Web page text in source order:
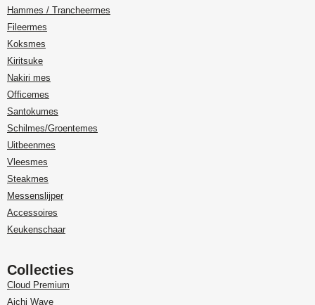
Hammes / Trancheermes
Fileermes
Koksmes
Kiritsuke
Nakiri mes
Officemes
Santokumes
Schilmes/Groentemes
Uitbeenmes
Vleesmes
Steakmes
Messenslijper
Accessoires
Keukenschaar
Collecties
Cloud Premium
Aichi Wave